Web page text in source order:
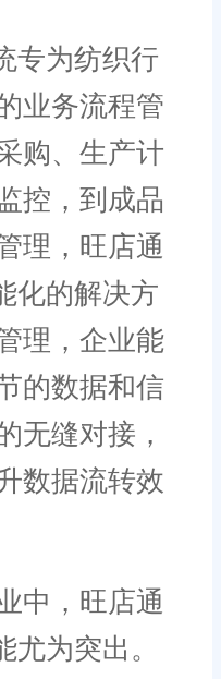
为纺织行
业务流程管
购、生产计
控，到成品
理，旺店通
化的解决方
理，企业能
的数据和信
无缝对接，
数据流转效
，旺店通
尤为突出。